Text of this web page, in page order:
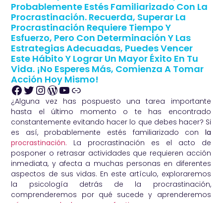
Probablemente Estés Familiarizado Con La
Procrastinación. Recuerda, Superar La
Procrastinación Requiere Tiempo Y
Esfuerzo, Pero Con Determinación Y Las
Estrategias Adecuadas, Puedes Vencer
Este Hábito Y Lograr Un Mayor Éxito En Tu
Vida. ¡No Esperes Más, Comienza A Tomar
Acción Hoy Mismo!
¿Alguna vez has pospuesto una tarea importante
hasta el último momento o te has encontrado
constantemente evitando hacer lo que debes hacer? Si
es así, probablemente estés familiarizado con la
procrastinación. La procrastinación es el acto de
posponer o retrasar actividades que requieren acción
inmediata, y afecta a muchas personas en diferentes
aspectos de sus vidas. En este artículo, exploraremos
la psicología detrás de la procrastinación,
comprenderemos por qué sucede y aprenderemos